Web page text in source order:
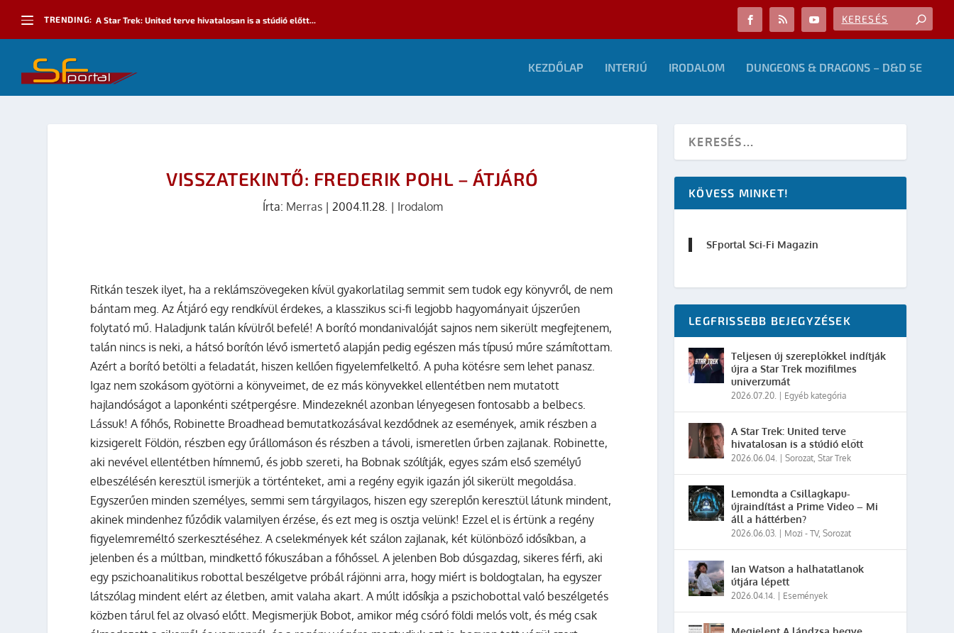
TRENDING: A Star Trek: United terve hivatalosan is a stúdió előtt...
KEZDŐLAP INTERJÚ IRODALOM DUNGEONS & DRAGONS – D&D 5E
VISSZATEKINTŐ: FREDERIK POHL – ÁTJÁRÓ
Írta: Merras| 2004.11.28. | Irodalom
Ritkán teszek ilyet, ha a reklámszövegeken kívül gyakorlatilag semmit sem tudok egy könyvről, de nem
bántam meg. Az Átjáró egy rendkívül érdekes, a klasszikus sci-fi legjobb hagyományait újszerűen
folytató mű. Haladjunk talán kívülről befelé! A borító mondanivalóját sajnos nem sikerült megfejtenem,
talán nincs is neki, a hátsó borítón lévő ismertető alapján pedig egészen más típusú műre számítottam.
Azért a borító betölti a feladatát, hiszen kellően figyelemfelkeltő. A puha kötésre sem lehet panasz.
Igaz nem szokásom gyötörni a könyveimet, de ez más könyvekkel ellentétben nem mutatott
hajlandóságot a laponkénti szétpergésre. Mindezeknél azonban lényegesen fontosabb a belbecs.
Lássuk! A főhős, Robinette Broadhead bemutatkozásával kezdődnek az események, amik részben a
kizsigerelt Földön, részben egy űrállomáson és részben a távoli, ismeretlen űrben zajlanak. Robinette,
aki nevével ellentétben hímnemű, és jobb szereti, ha Bobnak szólítják, egyes szám első személyű
elbeszélésén keresztül ismerjük a történteket, ami a regény egyik igazán jól sikerült megoldása.
Egyszerűen minden személyes, semmi sem tárgyilagos, hiszen egy szereplőn keresztül látunk mindent,
akinek mindenhez fűződik valamilyen érzése, és ezt meg is osztja velünk! Ezzel el is értünk a regény
figyelemreméltó szerkesztéséhez. A cselekmények két szálon zajlanak, két különböző idősíkban, a
jelenben és a múltban, mindkettő fókuszában a főhőssel. A jelenben Bob dúsgazdag, sikeres férfi, aki
egy pszichoanalitikus robottal beszélgetve próbál rájönni arra, hogy miért is boldogtalan, ha egyszer
látszólag mindent elért az életben, amit valaha akart. A múlt idősíkja a pszichobottal való beszélgetés
közben tárul fel az olvasó előtt. Megismerjük Bobot, amikor még csóró földi melós volt, és még csak
KÖVESS MINKET!
SFportal Sci-Fi Magazin
LEGFRISSEBB BEJEGYZÉSEK
Teljesen új szereplőkkel indítják
újra a Star Trek mozifilmes
univerzumát
2026.07.20. Egyéb kategória
A Star Trek: United terve
hivatalosan is a stúdió előtt
2026.06.04. |Sorozat,Star Trek
Lemondta a Csillagkapu-
újraindítást a Prime Video – Mi
áll a háttérben?
2026.06.03. Mozi - TV,Sorozat
Ian Watson a halhatatlanok
útjára lépett
2026.04.14. Események